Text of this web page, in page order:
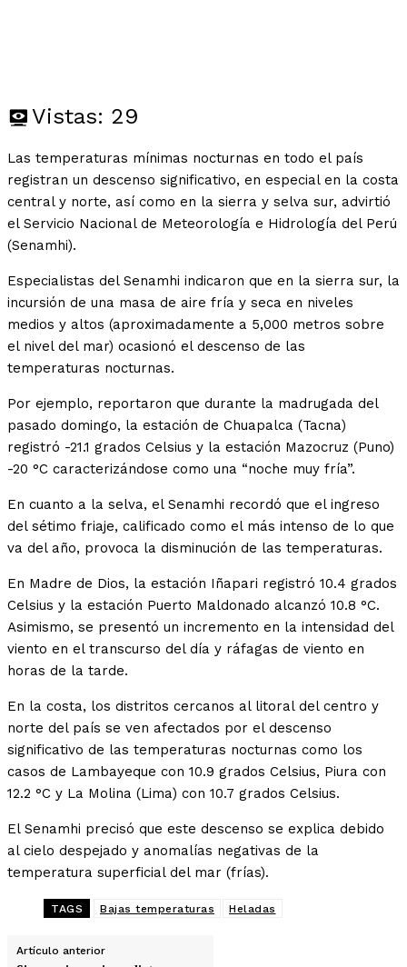
Vistas: 29
Las temperaturas mínimas nocturnas en todo el país
registran un descenso significativo, en especial en la costa
central y norte, así como en la sierra y selva sur, advirtió
el Servicio Nacional de Meteorología e Hidrología del Perú
(Senamhi).
Especialistas del Senamhi indicaron que en la sierra sur, la
incursión de una masa de aire fría y seca en niveles
medios y altos (aproximadamente a 5,000 metros sobre
el nivel del mar) ocasionó el descenso de las
temperaturas nocturnas.
Por ejemplo, reportaron que durante la madrugada del
pasado domingo, la estación de Chuapalca (Tacna)
registró -21.1 grados Celsius y la estación Mazocruz (Puno)
-20 °C caracterizándose como una “noche muy fría”.
En cuanto a la selva, el Senamhi recordó que el ingreso
del sétimo friaje, calificado como el más intenso de lo que
va del año, provoca la disminución de las temperaturas.
En Madre de Dios, la estación Iñapari registró 10.4 grados
Celsius y la estación Puerto Maldonado alcanzó 10.8 °C.
Asimismo, se presentó un incremento en la intensidad del
viento en el transcurso del día y ráfagas de viento en
horas de la tarde.
En la costa, los distritos cercanos al litoral del centro y
norte del país se ven afectados por el descenso
significativo de las temperaturas nocturnas como los
casos de Lambayeque con 10.9 grados Celsius, Piura con
12.2 °C y La Molina (Lima) con 10.7 grados Celsius.
El Senamhi precisó que este descenso se explica debido
al cielo despejado y anomalías negativas de la
temperatura superficial del mar (frías).
TAGS Bajas temperaturas Heladas
Artículo anterior